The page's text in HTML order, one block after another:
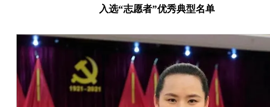
入选“志愿者”优秀典型名单